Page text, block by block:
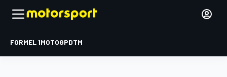
FORMEL 1MOTOGPDTM